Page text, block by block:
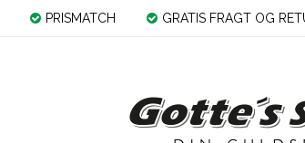
PRISMATCH GRATIS FRAGT OG